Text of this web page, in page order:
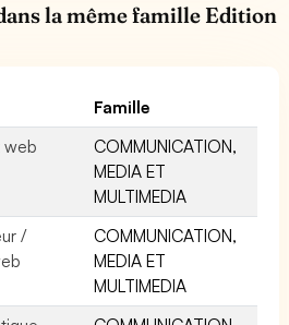
la même famille Edition
Famille
web
COMMUNICATION,
MEDIA ET
MULTIMEDIA
/
COMMUNICATION,
MEDIA ET
MULTIMEDIA